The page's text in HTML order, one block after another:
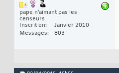
pape n'aimant pas les
censeurs
Inscrit en
Janvier 2010
Messages
803